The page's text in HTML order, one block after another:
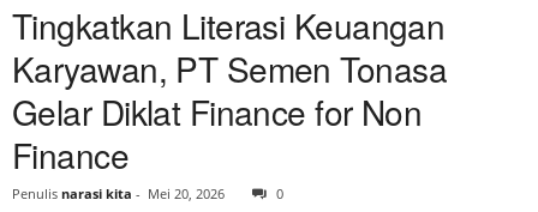
Tingkatkan Literasi Keuangan
Karyawan, PT Semen Tonasa
Gelar Diklat Finance for Non
Finance
Penulis narasi kita - Mei 20, 2026 0